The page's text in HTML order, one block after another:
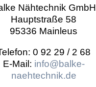
Nähtechnik GmbH
Hauptstraße 58
95336 Mainleus
0 92 29 / 2 68
E-Mail: info@balke-
naehtechnik.de